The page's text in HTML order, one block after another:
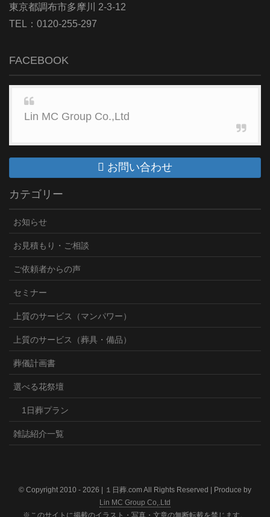
東京都調布市多摩川 2-3-12
TEL：0120-255-297
FACEBOOK
Lin MC Group Co.,Ltd
お問い合わせ
カテゴリー
お知らせ
お見積もり・ご相談
ご依頼者からの声
セミナー
上質のサービス（マンパワー）
上質のサービス（葬具・備品）
葬儀計画書
選べる花祭壇
1日葬プラン
雑誌紹介一覧
© Copyright 2010 - 2026 | １日葬.com All Rights Reserved | Produce by
Lin MC Group Co,.Ltd
※このサイトに掲載のイラスト・写真・文章の無断転載を禁じます。